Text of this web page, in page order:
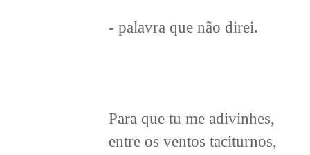
- palavra que não direi.
Para que tu me adivinhes,
entre os ventos taciturnos,